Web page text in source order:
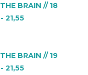
BRAIN // 18
21,55
BRAIN // 19
21,55